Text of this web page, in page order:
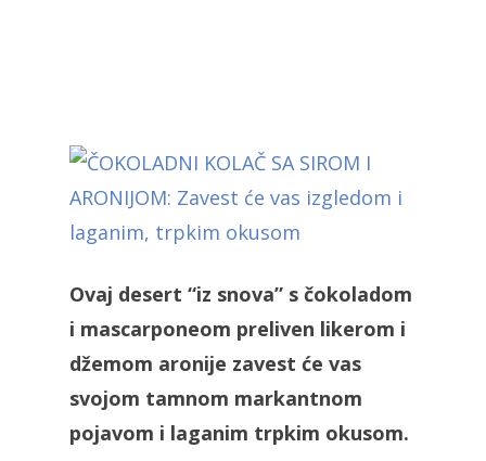
Ovaj desert “iz snova” s čokoladom
i mascarponeom preliven likerom i
džemom aronije zavest će vas
svojom tamnom markantnom
pojavom i laganim trpkim okusom.